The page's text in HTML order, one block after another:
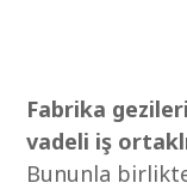
Fabrika
vadeli iş
Bununla